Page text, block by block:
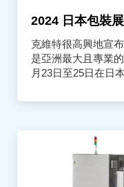
2024 日本包裝展
克維特很高興地宣
是亞洲最大且專業
月23日至25日在日